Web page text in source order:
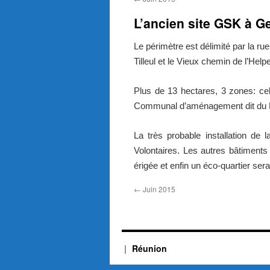
L’ancien site GSK à
Le périmètre est délimité par la
Tilleul et le Vieux chemin de
Plus de 13 hectares, 3 zones:
Communal d’aménagement dit du
La très probable installation de
Volontaires. Les autres
érigée et enfin un éco-quartier
← Juin 2015
Réunion